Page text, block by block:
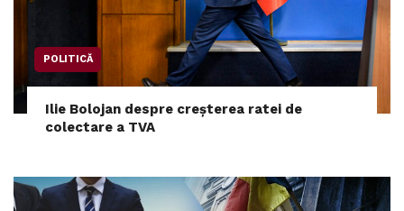
POLITICĂ
Ilie Bolojan despre creșterea ratei de
colectare a TVA